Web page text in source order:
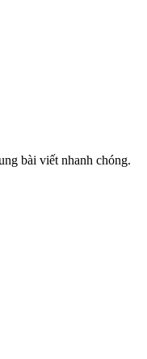
bài viết nhanh chóng.